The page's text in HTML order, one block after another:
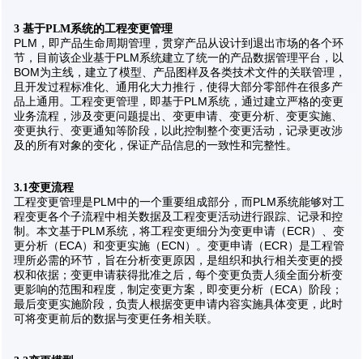
3 基于PLM系统的工程变更管理
PLM，即产品生命周期管理，贯穿产品从设计到退出市场的各个环
节，目前该企业基于PLM系统建立了统一的产品数据管理平台，以
BOM为主线，建立了模型、产品图样及各类技术文件的关联管理，
且开发过程标准化、通用化大力推行，使得大部分零部件在很多产
品上通用。工程变更管理，即基于PLM系统，通过建立严格的变更
业务流程，涉及变更问题提出、变更申请、变更分析、变更实施、
变更执行、变更通知等阶段，以此控制整个变更活动，记录更改涉
及的所有对象的变化，保证产品信息的一致性和完整性。
3.1变更流程
工程变更管理是PLM中的一个重要组成部分，而PLM系统能够对工
程变更各个子流程中相关数据及工程变更活动进行跟踪、记录和控
制。本文基于PLM系统，将工程变更细分为变更申请（ECR）、变
更分析（ECA）和变更实施（ECN）。变更申请（ECR）是工程管
理所必需的环节，旨在分析变更原因，是组织和执行相关变更的授
权和依据；变更申请获得批准之后，每个变更负责人须全面分析变
更影响的范围和程度，制定变更方案，即变更分析（ECA）阶段；
最后变更实施阶段，负责人根据变更申请内容实施具体变更，此时
可将变更前后的数据与变更任务相关联。